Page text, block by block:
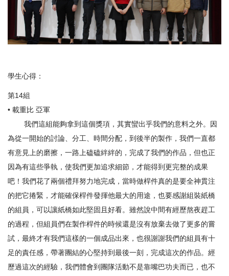
學生心得：
第14組
• 載重比 亞軍
我們這組能夠拿到這個獎項，其實蠻出乎我們的意料之外。因
為從一開始的討論、分工、時間分配，到後半的製作，我們一直都
有意見上的磨擦，一路上磕磕絆絆的，完成了我們的作品，但也正
因為有這些爭執，使我們更加追求細節，才能得到更完整的成果
吧！我們花了兩個禮拜努力地完成，當時做桿件真的是要全神貫注
的把它捲緊，才能確保桿件發揮他最大的用途，也要感謝組裝紙橋
的組員，可以讓紙橋如此堅固且好看。雖然說中間有經歷熬夜趕工
的過程，但組員們在製作桿件的時候還是沒有放棄去做了更多的嘗
試，最終才有我們這樣的一個成品出來，也很謝謝我們的組員有十
足的責任感，帶著團結的心堅持到最後一刻，完成這次的作品。經
歷過這次的經驗，我們體會到團隊活動不是靠嘴巴功夫而已，也不